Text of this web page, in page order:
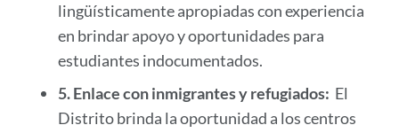
lingüísticamente apropiadas con experiencia
en brindar apoyo y oportunidades para
estudiantes indocumentados.
5.Enlace con inmigrantes y refugiados: El
Distrito brinda la oportunidad a los centros